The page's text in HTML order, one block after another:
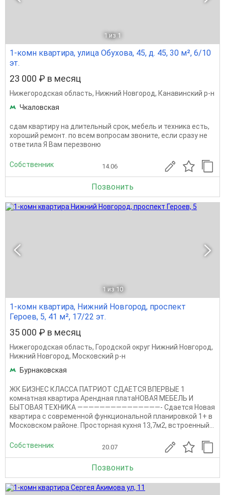
1 из 1
1-комн квартира, улица Обухова, 45, д. 45, 30 м², 6/10
эт.
23 000 ₽ в месяц
Нижегородская область, Нижний Новгород, Канавинский р-н
Чкаловская
сдам квартиру на длительный срок, мебель и техника есть,
хороший ремонт. по всем вопросам звоните, если сразу не
ответила Я Вам перезвоню
Собственник 14.06
Позвонить
1 из 10
1-комн квартира, Нижний Новгород, проспект
Героев, 5, 41 м², 17/22 эт.
35 000 ₽ в месяц
Нижегородская область, Городской округ Нижний Новгород,
Нижний Новгород, Московский р-н
Бурнаковская
ЖК БИЗНЕС КЛАССА ПАТРИОТ СДАЕТСЯ ВПЕРВЫЕ 1
комнатная квартира Арендная платаНОВАЯ МЕБЕЛЬ И
БЫТОВАЯ ТЕХНИКА ———————————————- Сдается Новая
квартира с современной функциональной планировкой 1+ в
Московском районе. Просторная кухня 13,7м2, встроенный...
Собственник 20.07
Позвонить